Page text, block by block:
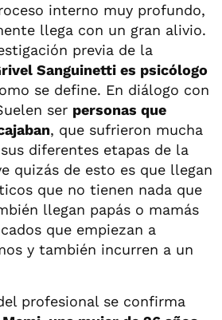
interno muy profundo,
llega con un gran alivio.
previa de la
Sanguinetti es psicólogo
se define. En diálogo con
ser personas que
, que sufrieron mucha
diferentes etapas de la
quizás de esto es que llegan
que no tienen nada que
llegan papás o mamás
que empiezan a
y también incurren a un
profesional se confirma